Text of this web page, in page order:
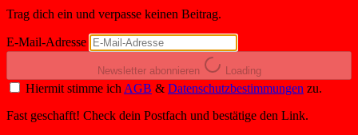
Trag dich ein und verpasse keinen Beitrag.
E-Mail-Adresse
Newsletter abonnieren Loading
Hiermit stimme ich AGB & Datenschutzbestimmungen zu.
Fast geschafft! Check dein Postfach und bestätige den Link.